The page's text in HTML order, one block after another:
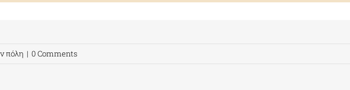
πόλη | 0 Comments